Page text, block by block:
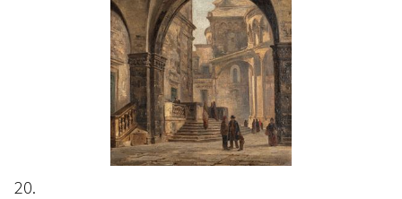
20